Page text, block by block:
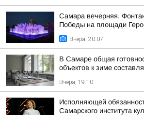
Самара вечерняя.
Победы на площади
Вчера, 20:07
В Самаре общая
объектов к зиме
Вчера, 19:10
Исполняющей
Самарского института